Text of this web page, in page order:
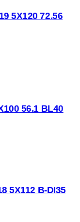
5X120 72.56
56.1 BL40
5Χ112 Β-DI35